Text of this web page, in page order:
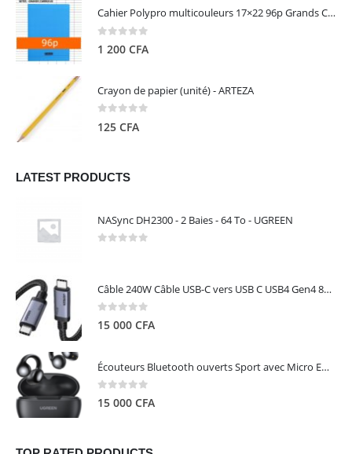
Cahier Polypro multicouleurs 17×22 96p Grands Carreaux Séyès 90g - CALLIGRAPHE
1 200 CFA
Crayon de papier (unité) - ARTEZA
125 CFA
LATEST PRODUCTS
NASync DH2300 - 2 Baies - 64 To - UGREEN
Câble 240W Câble USB-C vers USB C USB4 Gen4 80Gbps pour Thunderbolt 5/4/3, Premium 18K double écran triple 4K PD3.1 - UGREEN
0 out of 5
15 000 CFA
Écouteurs Bluetooth ouverts Sport avec Micro ENC IPX5 – HiTune S3 UGREEN 45785
0 out of 5
15 000 CFA